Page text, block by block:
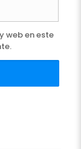
web en este